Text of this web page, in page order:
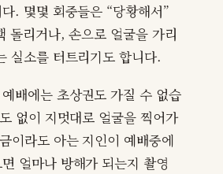
. 몇몇 회중들은 “당황해서”
돌리거나, 손으로 얼굴을 가리
실소를 터트리기도 합니다.
배에는 초상권도 가질 수 없습
없이 지멋대로 얼굴을 찍어가
이라도 아는 지인이 예배중에
얼마나 방해가 되는지 촬영